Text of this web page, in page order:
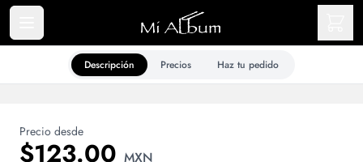
Descripción Precios Haz tu pedido
Precio desde
$123.00 MXN